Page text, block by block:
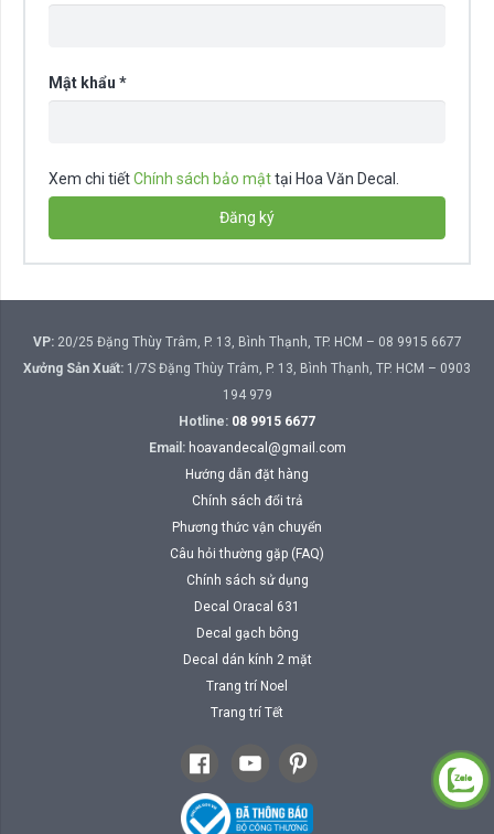
buộc
Mật khẩu *Bắt
Xem chi tiếtChính sách bảo mậttại Hoa Văn Decal.
Đăng ký
VP:20/25 Đặng Thùy Trâm, P. 13, Bình Thạnh, TP. HCM – 08 9915 6677
Xưởng Sản Xuất: 1/7S Đặng Thùy Trâm, P. 13, Bình Thạnh, TP. HCM – 0903
194 979
Hotline: 08 9915 6677
Email: hoavandecal@gmail.com
Hướng dẫn đặt hàng
Chính sách đổi trả
Phương thức vận chuyển
Câu hỏi thường gặp (FAQ)
Chính sách sử dụng
Decal Oracal 631
Decal gạch bông
Decal dán kính 2 mặt
Trang trí Noel
Trang trí Tết